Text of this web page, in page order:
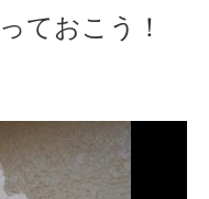
ておこう！